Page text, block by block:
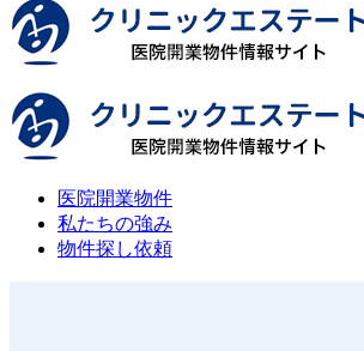
医院開業物件
私たちの強み
物件探し依頼